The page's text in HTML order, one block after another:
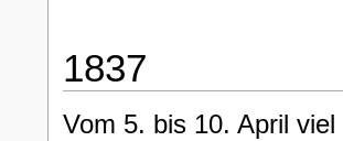
1837
Vom 5. bis 10. April